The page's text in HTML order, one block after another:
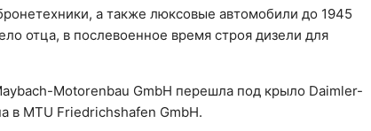
а также люксовые автомобили до 1945
отца, в послевоенное время строя дизели для
Motorenbau GmbH перешла под крыло Daimler-
в MTU Friedrichshafen GmbH.